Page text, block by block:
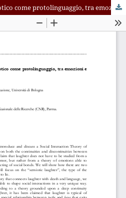
Riso e Logos. Il riso semiotico come protolinguaggio, tra emozioni e socialità